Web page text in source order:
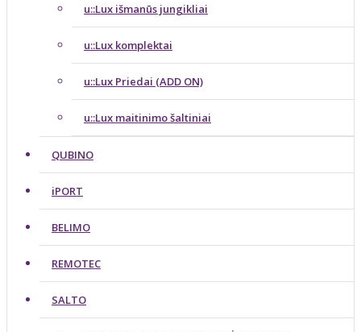
u::Lux išmanūs jungikliai
u::Lux komplektai
u::Lux Priedai (ADD ON)
u::Lux maitinimo šaltiniai
QUBINO
iPORT
BELIMO
REMOTEC
SALTO